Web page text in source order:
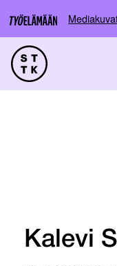
Kalevi